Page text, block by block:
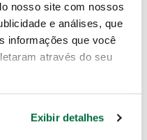
nosso site com nossos
e análises, que
informações que você
através do seu
Exibir detalhes